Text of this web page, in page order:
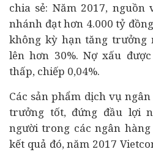
chia sẻ: Năm 2017,
nhánh đạt hơn 4.000 tỷ
không kỳ hạn tăng trưởng
lên hơn 30%. Nợ xấu
thấp, chiếp 0,04%.
Các sản phẩm dịch vụ
trưởng tốt, đứng đầu lợi
người trong các ngân
kết quả đó, năm 2017